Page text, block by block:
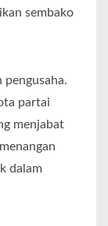
sembako
partai
menjabat
dalam